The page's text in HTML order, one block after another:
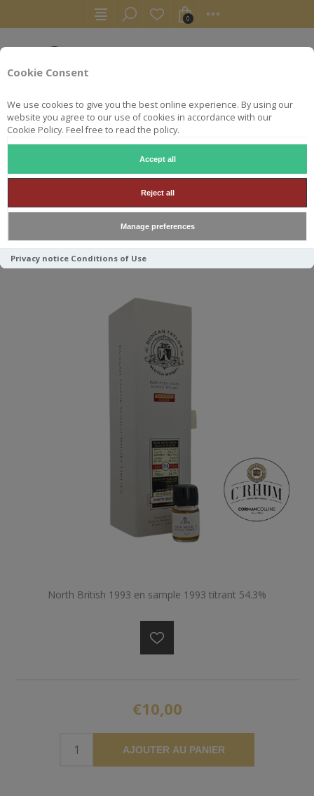
Cookie Consent
We use cookies to give you the best online experience. By using our
website you agree to our use of cookies in accordance with our
Cookie Policy. Feel free to read the policy.
Accept all
Reject all
Manage preferences
Privacy notice Conditions of Use
0
SAMPLE 3CL NORTH BRITISH
1993 54.3°
North British 1993 en sample 1993 titrant 54.3%
€10,00
AJOUTER AU PANIER